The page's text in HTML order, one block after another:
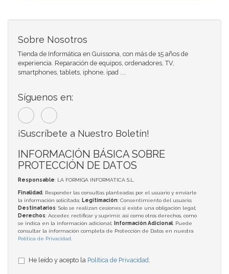
Sobre Nosotros
Tienda de Informática en Guissona, con más de 15 años de
experiencia. Reparación de equipos, ordenadores, TV,
smartphones, tablets, iphone, ipad ....
Síguenos en:
¡Suscríbete a Nuestro Boletín!
INFORMACIÓN BÁSICA SOBRE
PROTECCIÓN DE DATOS
Responsable: LA FORMIGA INFORMATICA S.L.
Finalidad: Responder las consultas planteadas por el usuario y enviarle
la información solicitada; Legitimación: Consentimiento del usuario;
Destinatarios: Solo se realizan cesiones si existe una obligación legal;
Derechos: Acceder, rectificar y suprimir, así como otros derechos, como
se indica en la información adicional;
Información Adicional: Puede
consultar la información completa de Protección de Datos en nuestra
Política de Privacidad
He leído y acepto la Política de Privacidad.